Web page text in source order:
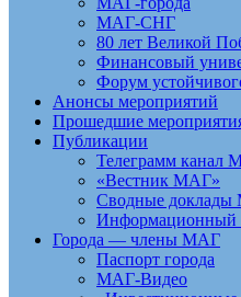
МАГ-СНГ
80 лет Великой
Финансовый
Форум
Анонсы мероприятий
Прошедшие
Публикации
Телеграмм канал
«Вестник МАГ»
Сводные
Информационный
Города — члены МАГ
Паспорт города
МАГ-Видео